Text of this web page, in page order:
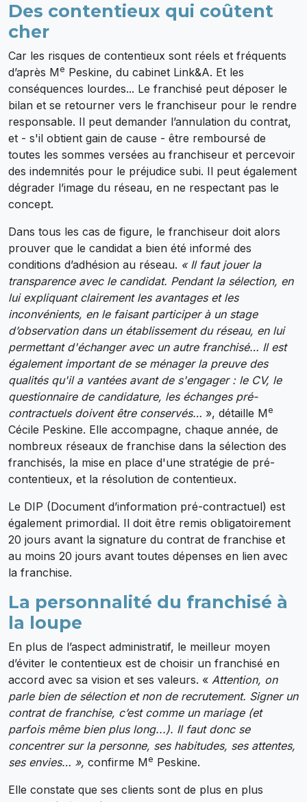
Des contentieux qui coûtent
cher
Car les risques de contentieux sont réels et fréquents
d’après Me Peskine, du cabinet Link&A. Et les
conséquences lourdes... Le franchisé peut déposer le
bilan et se retourner vers le franchiseur pour le rendre
responsable. Il peut demander l’annulation du contrat,
et - s'il obtient gain de cause - être remboursé de
toutes les sommes versées au franchiseur et percevoir
des indemnités pour le préjudice subi. Il peut également
dégrader l’image du réseau, en ne respectant pas le
concept.
Dans tous les cas de figure, le franchiseur doit alors
prouver que le candidat a bien été informé des
conditions d’adhésion au réseau. « Il faut jouer la
transparence avec le candidat. Pendant la sélection, en
lui expliquant clairement les avantages et les
inconvénients, en le faisant participer à un stage
d’observation dans un établissement du réseau, en lui
permettant d'échanger avec un autre franchisé… Il est
également important de se ménager la preuve des
qualités qu'il a vantées avant de s'engager : le CV, le
questionnaire de candidature, les échanges pré-
contractuels doivent être conservés… », détaille Me
Cécile Peskine. Elle accompagne, chaque année, de
nombreux réseaux de franchise dans la sélection des
franchisés, la mise en place d'une stratégie de pré-
contentieux, et la résolution de contentieux.
Le DIP (Document d’information pré-contractuel) est
également primordial. Il doit être remis obligatoirement
20 jours avant la signature du contrat de franchise et
au moins 20 jours avant toutes dépenses en lien avec
la franchise.
La personnalité du franchisé à
la loupe
En plus de l’aspect administratif, le meilleur moyen
d’éviter le contentieux est de choisir un franchisé en
accord avec sa vision et ses valeurs. « Attention, on
parle bien de sélection et non de recrutement. Signer un
contrat de franchise, c’est comme un mariage (et
parfois même bien plus long...). Il faut donc se
concentrer sur la personne, ses habitudes, ses attentes,
ses envies… », confirme Me Peskine.
Elle constate que ses clients sont de plus en plus